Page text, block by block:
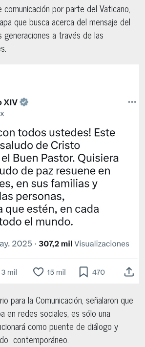
por parte del Vaticano,
que busca acerca del mensaje del
generaciones a través de las
para la Comunicación, señalaron que
en redes sociales, es sólo una
como puente de diálogo y
contemporáneo.